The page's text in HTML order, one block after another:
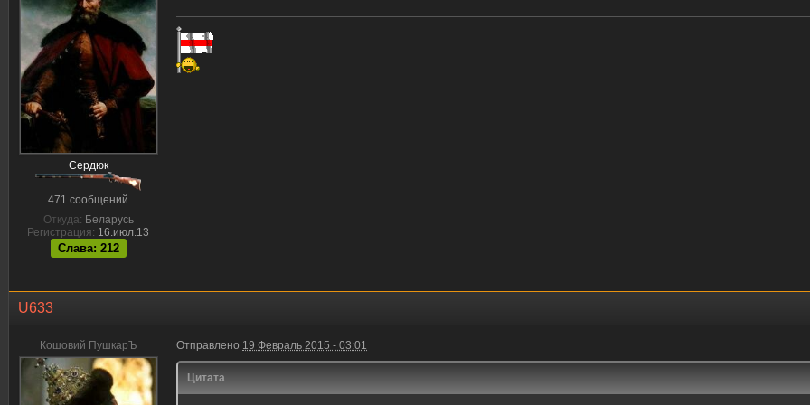
Сердюк
471 сообщений
Откуда: Беларусь
Регистрация: 16.июл.13
Слава: 212
U633
Кошовий ПушкарЪ Отправлено 19 Февраль 2015 - 03:01
Цитата